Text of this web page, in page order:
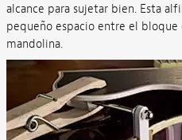
alcance para sujetar bien. Esta
pequeño espacio entre el
mandolina.